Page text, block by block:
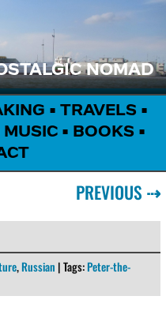
NOMAD
• TRAVELS •
MUSIC• BOOKS •
PREVIOUS ⇢
,Russian | Tags:Peter-the-